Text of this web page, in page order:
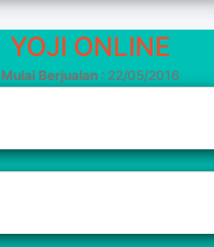
YOJI ONLINE
Mulai Berjualan: 22/05/2016